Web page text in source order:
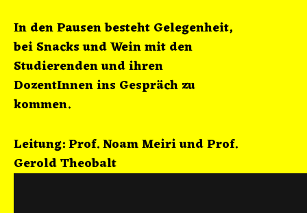
In den Pausen besteht Gelegenheit,
bei Snacks und Wein mit den
Studierenden und ihren
DozentInnen ins Gespräch zu
kommen.
Leitung: Prof. Noam Meiri und Prof.
Gerold Theobalt